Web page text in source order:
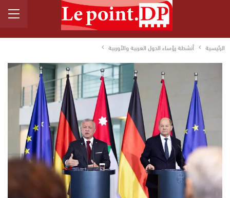
الرئيسية أنشطة رؤساء الدول العربية والأوربية